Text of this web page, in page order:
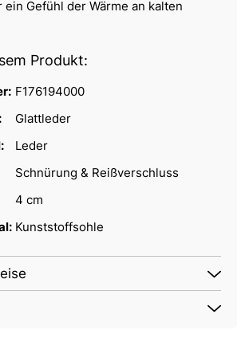
Gefühl der Wärme an kalten
Produkt:
F176194000
Glattleder
Leder
Schnürung & Reißverschluss
4 cm
Kunststoffsohle